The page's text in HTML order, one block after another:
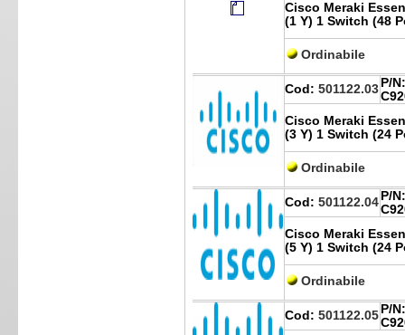
Cisco Meraki
(1 Y) 1 Switch (48
Ordinabile
Cod: 501122.03 P/N:
Cisco Meraki
(3 Y) 1 Switch (24
Ordinabile
Cod: 501122.04 P/N:
Cisco Meraki
(5 Y) 1 Switch (24
Ordinabile
Cod: 501122.05 P/N: